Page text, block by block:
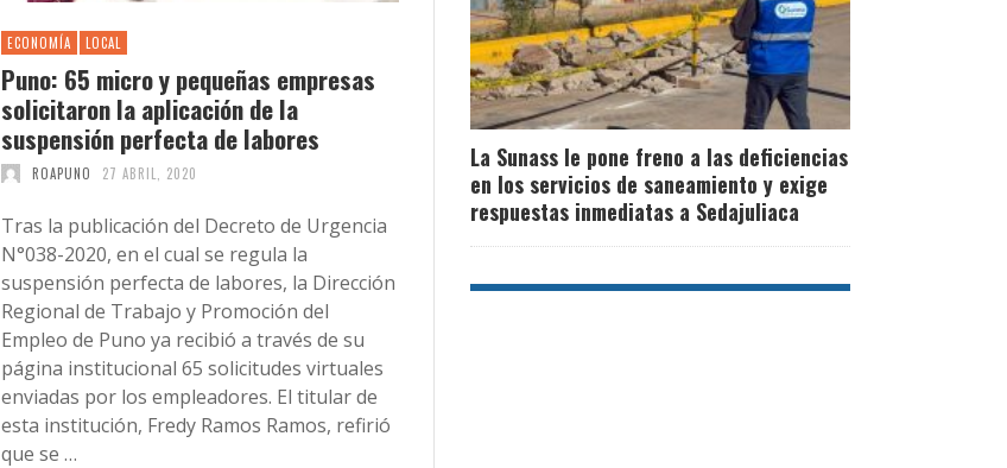
ECONOMÍA LOCAL
Puno: 65 micro y pequeñas empresas
solicitaron la aplicación de la
suspensión perfecta de labores
ROAPUNO 27 ABRIL, 2020
Tras la publicación del Decreto de Urgencia
N°038-2020, en el cual se regula la
suspensión perfecta de labores, la Dirección
Regional de Trabajo y Promoción del
Empleo de Puno ya recibió a través de su
página institucional 65 solicitudes virtuales
enviadas por los empleadores. El titular de
esta institución, Fredy Ramos Ramos, refirió
que se …
La Sunass le pone freno a las deficiencias
en los servicios de saneamiento y exige
respuestas inmediatas a Sedajuliaca